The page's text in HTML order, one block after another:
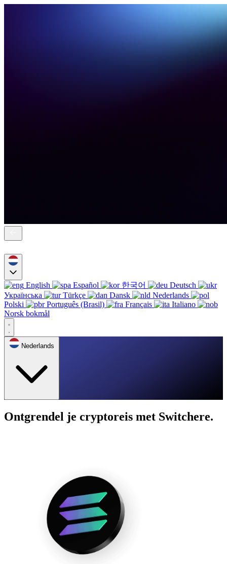
English Español 한국어
Deutsch
Українська
Türkçe Dansk
Nederlands
Polski
Português (Brasil) Français
Italiano
Norsk bokmål
Nederlands
Ontgrendel je cryptoreis met Switchere.